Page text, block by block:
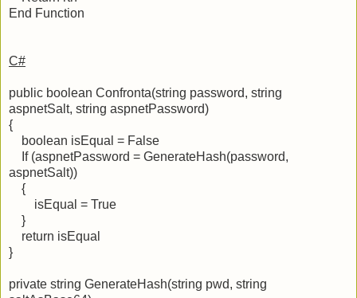
End Function
C#
public boolean Confronta(string password, string
aspnetSalt, string aspnetPassword)
{
boolean isEqual = False
If (aspnetPassword = GenerateHash(password,
aspnetSalt))
{
isEqual = True
}
return isEqual
}
private string GenerateHash(string pwd, string